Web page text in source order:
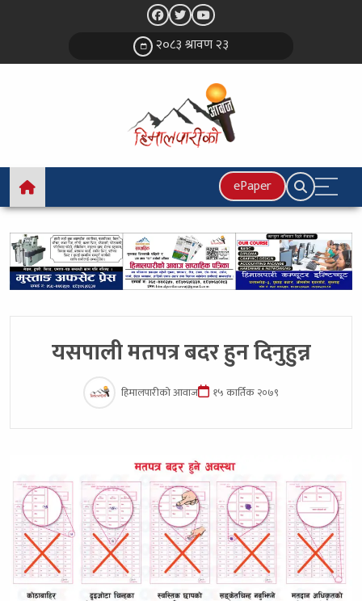
२०८३ श्रावण २३
ePaper
यसपाली मतपत्र बदर हुन दिनुहुन्न
हिमालपारीको आवाज १५ कार्तिक २०७९